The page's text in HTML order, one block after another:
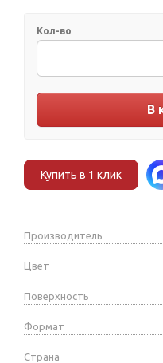
Кол-во
В
Купить в 1 клик
Производитель
Цвет
Поверхность
Формат
Страна